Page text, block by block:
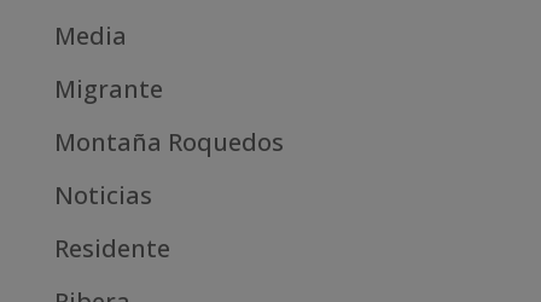
Media
Migrante
Montaña Roquedos
Noticias
Residente